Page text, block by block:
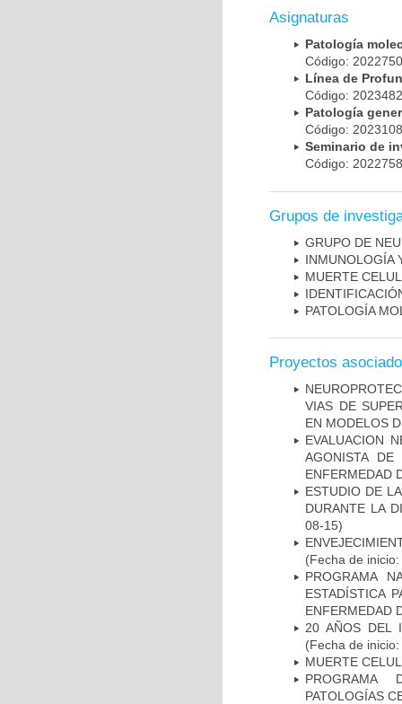
Asignaturas
Patología
Código:
Línea de
Código:
Patología
Código:
Seminario de
Código:
Grupos de
GRUPO DE
INMUNOLOGÍA
MUERTE
PATOLOGÍA
Proyectos
VIAS DE
EN MODELOS
EVALUACION
AGONISTA
ENFERMEDAD
ESTUDIO DE
DURANTE LA
08-15)
(Fecha de
PROGRAMA
ESTADÍSTICA
ENFERMEDAD
20 AÑOS DEL
(Fecha de
MUERTE
PROGRAMA
PATOLOGÍAS